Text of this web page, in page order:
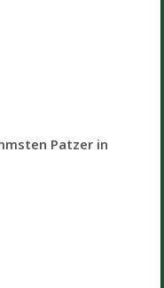
Patzer in